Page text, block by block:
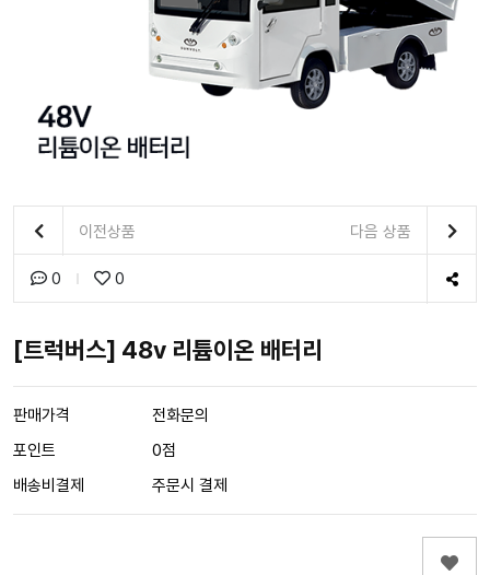
이전상품 다음 상품
0 0
[트럭버스] 48v 리튬이온 배터리
판매가격
전화문의
포인트
0점
배송비결제
주문시 결제